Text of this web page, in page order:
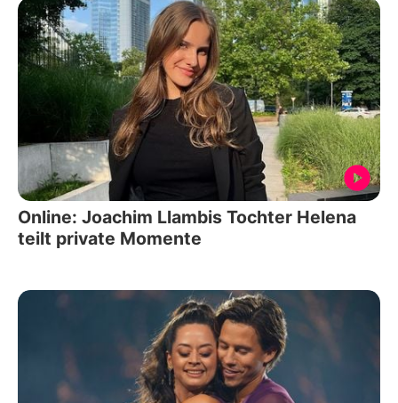
Online: Joachim Llambis Tochter Helena
teilt private Momente